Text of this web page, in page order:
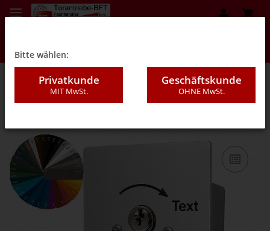
08A - Schalter
Bitte wählen:
Privatkunde
MIT MwSt.
Geschäftskunde
OHNE MwSt.